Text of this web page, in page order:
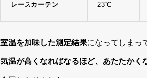
レースカーテン 23℃
室温を加味した測定結果になってしまっ
気温が高くなればなるほど、あたたかく